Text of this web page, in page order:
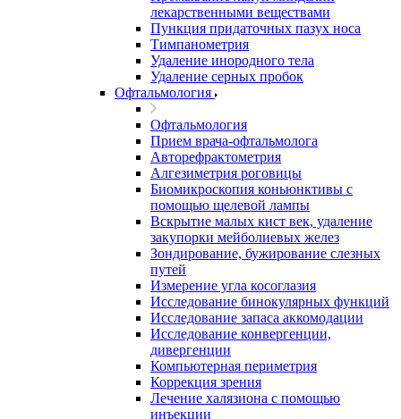
лекарственными веществами
Пункция придаточных пазух носа
Тимпанометрия
Удаление инородного тела
Удаление серных пробок
Офтальмология
Офтальмология
Прием врача-офтальмолога
Авторефрактометрия
Алгезиметрия роговицы
Биомикроскопия коньюнктивы с
помощью щелевой лампы
Вскрытие малых кист век, удаление
закупорки мейболиевых желез
Зондирование, бужирование слезных
путей
Измерение угла косоглазия
Исследование бинокулярных функций
Исследование запаса аккомодации
Исследование конвергенции,
дивергенции
Компьютерная периметрия
Коррекция зрения
Лечение халязиона с помощью
инъекции